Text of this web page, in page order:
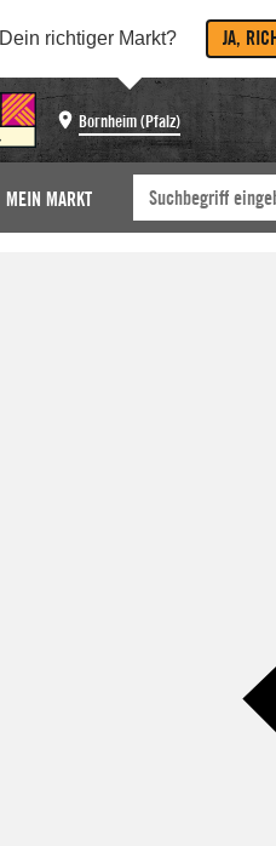
Dein richtiger Markt? JA,
Bornheim (Pfalz)
MEIN MARKT